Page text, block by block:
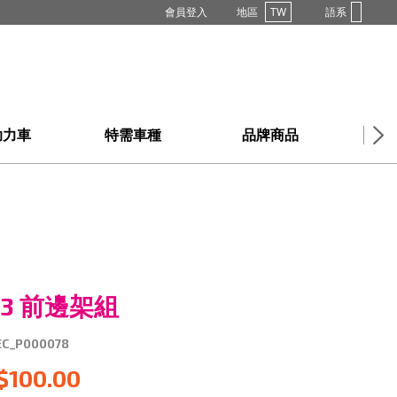
會員登入 地區 TW 語系
車 特需車種 品牌商品 購
前邊架組